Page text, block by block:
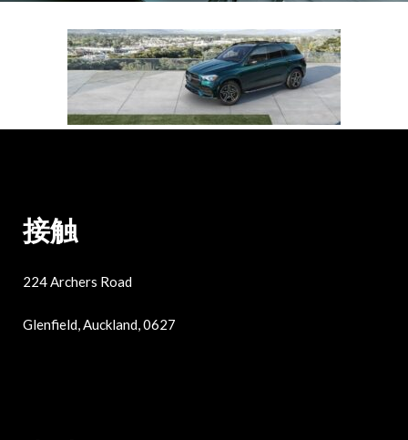
接触
224 Archers Road
Glenfield, Auckland, 0627